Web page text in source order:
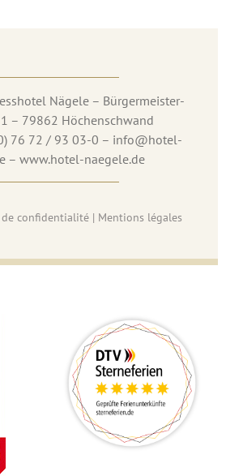
Nägele – Bürgermeister-
– 79862 Höchenschwand
76 72 / 93 03-0 – info@hotel-
– www.hotel-naegele.de
confidentialité | Mentions légales